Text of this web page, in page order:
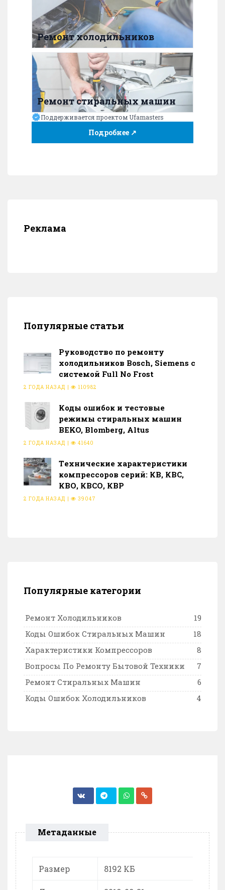
Ремонт холодильников
Ремонт стиральных машин
Поддерживается проектом Ufamasters
Подробнее ↗
Реклама
Популярные статьи
Руководство по ремонту
холодильников Bosch, Siemens с
системой Full No Frost
2 ГОДА НАЗАД | 110982
Коды ошибок и тестовые
режимы стиральных машин
BEKO, Blomberg, Altus
2 ГОДА НАЗАД | 41640
Тeхнические характеристики
компрессоров серий: КВ, КВС,
КВО, КВСО, КВР
2 ГОДА НАЗАД | 39047
Популярные категории
Ремонт Холодильников
19
Коды Ошибок Стиральных Машин
18
Характеристики Компрессоров
8
Вопросы По Ремонту Бытовой Техники
7
Ремонт Стиральных Машин
6
Коды Ошибок Холодильников
4
Метаданные
Размер 8192 КБ